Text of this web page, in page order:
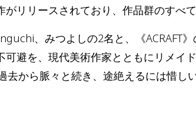
リリースされており、作品群のすべ
、みつよしの2名と、《ACRAFT
避を、現代美術作家とともにリメイ
去から脈々と続き、途絶えるには惜